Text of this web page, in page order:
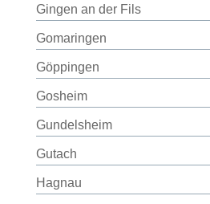
Gingen an der Fils
Gomaringen
Göppingen
Gosheim
Gundelsheim
Gutach
Hagnau